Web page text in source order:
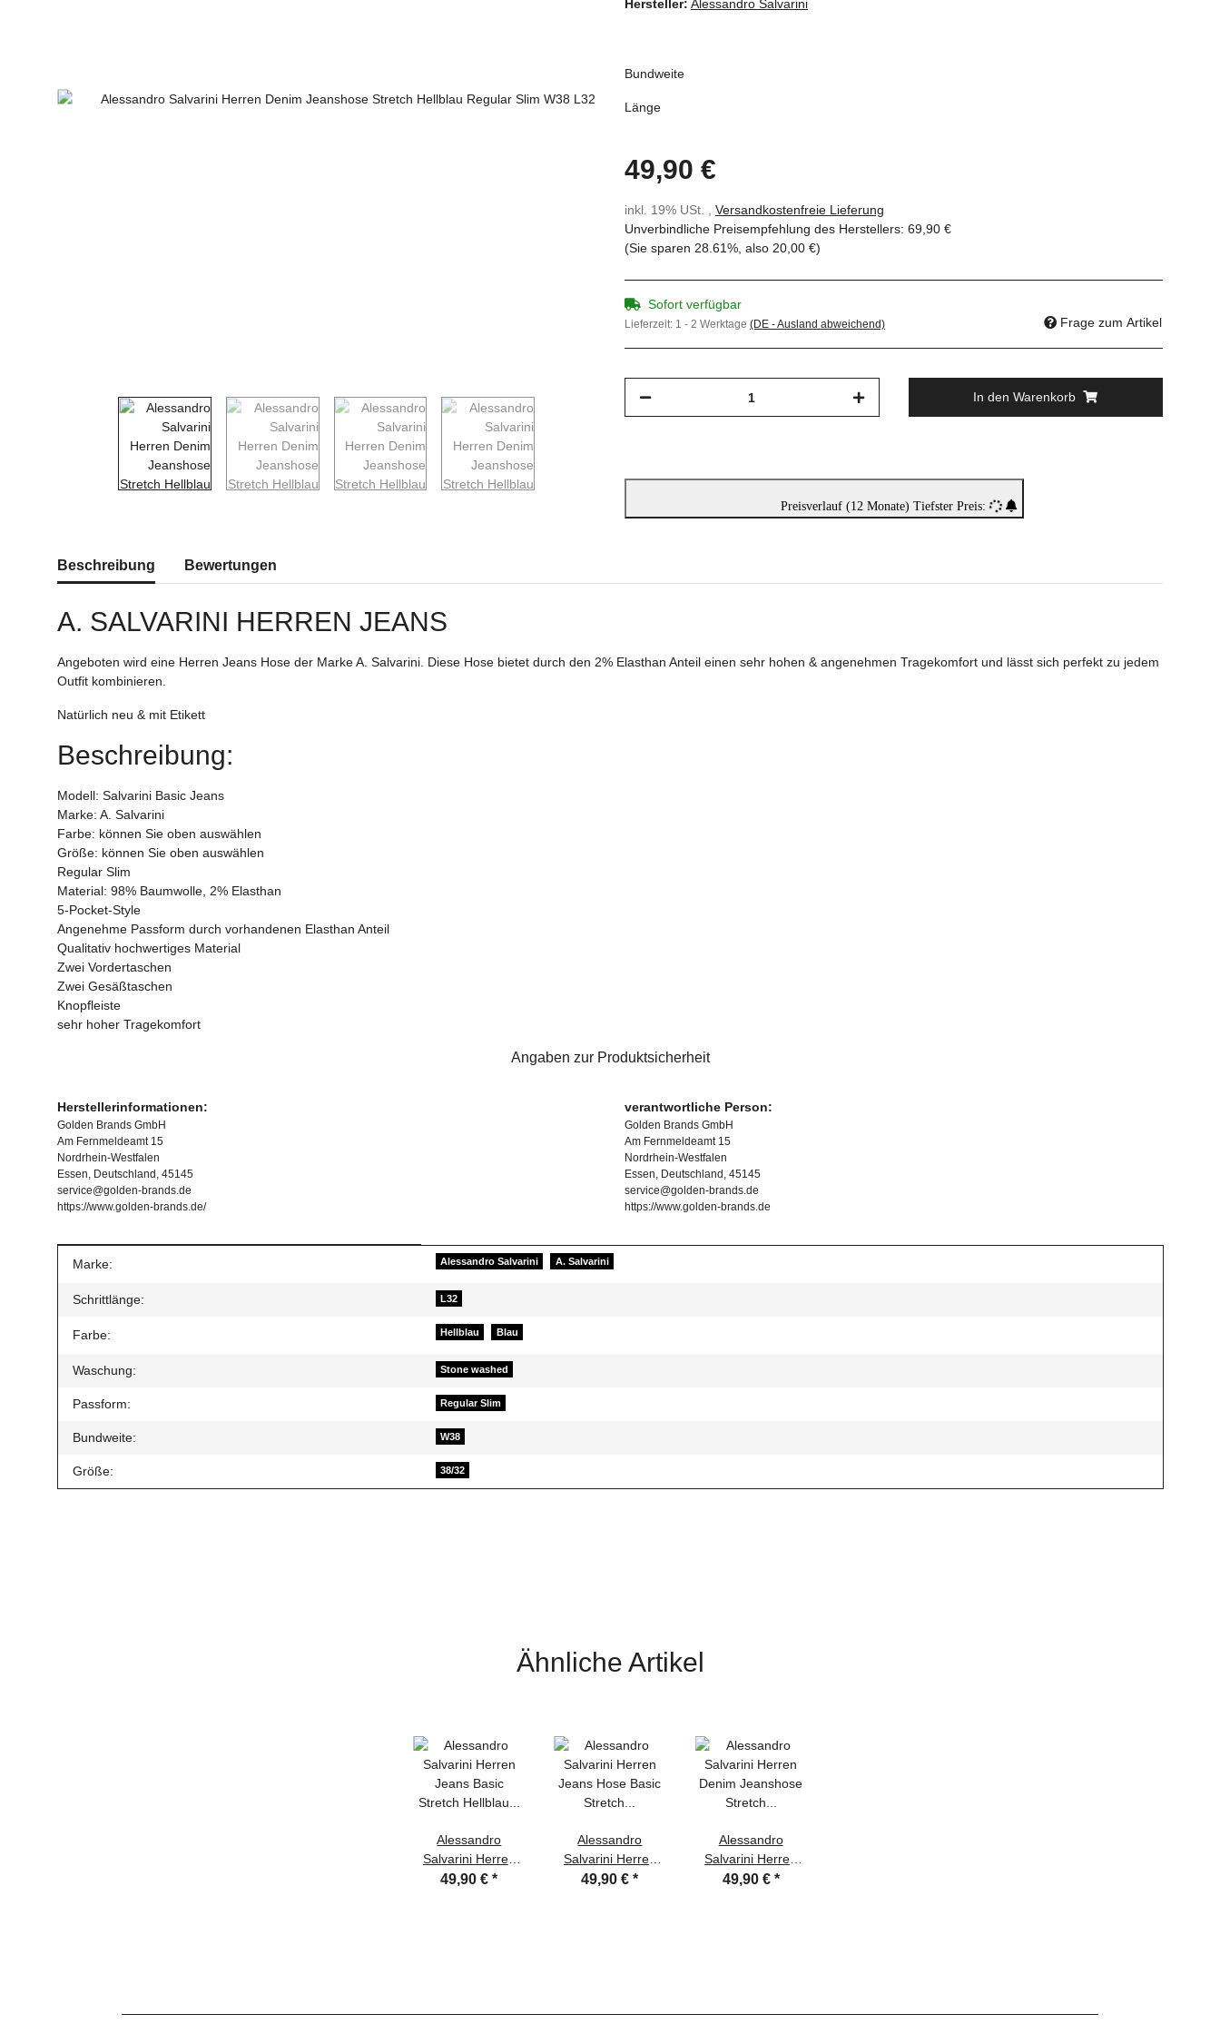
Hersteller: Alessandro Salvarini
Bundweite
Länge
49,90 €
inkl. 19% USt. , Versandkostenfreie Lieferung
Unverbindliche Preisempfehlung des Herstellers: 69,90 €
(Sie sparen 28.61%, also 20,00 €)
Sofort verfügbar
Lieferzeit: 1 - 2 Werktage (DE - Ausland abweichend) Frage zum Artikel
In den Warenkorb
Preisverlauf (12 Monate) Tiefster Preis:
weitere Registerkarten anzeigen
Beschreibung Bewertungen
A. SALVARINI HERREN JEANS
Angeboten wird eine Herren Jeans Hose der Marke A. Salvarini. Diese Hose bietet durch den 2% Elasthan Anteil einen sehr hohen & angenehmen Tragekomfort und lässt sich perfekt zu jedem
Outfit kombinieren.
Natürlich neu & mit Etikett
Beschreibung:
Modell: Salvarini Basic Jeans
Marke: A. Salvarini
Farbe: können Sie oben auswählen
Größe: können Sie oben auswählen
Regular Slim
Material: 98% Baumwolle, 2% Elasthan
5-Pocket-Style
Angenehme Passform durch vorhandenen Elasthan Anteil
Qualitativ hochwertiges Material
Zwei Vordertaschen
Zwei Gesäßtaschen
Knopfleiste
sehr hoher Tragekomfort
Angaben zur Produktsicherheit
Herstellerinformationen:
Golden Brands GmbH
Am Fernmeldeamt 15
Nordrhein-Westfalen
Essen, Deutschland, 45145
service@golden-brands.de
https://www.golden-brands.de/
verantwortliche Person:
Golden Brands GmbH
Am Fernmeldeamt 15
Nordrhein-Westfalen
Essen, Deutschland, 45145
service@golden-brands.de
https://www.golden-brands.de
Produkteigenschaft
Wert
Marke: Alessandro Salvarini A. Salvarini
Schrittlänge: L32
Farbe: Hellblau Blau
Waschung: Stone washed
Passform: Regular Slim
Bundweite: W38
Größe: 38/32
Ähnliche Artikel
Alessandro
Salvarini Herren
Jeans Basic
49,90 €*
Alessandro
Salvarini Herren
Jeans Hose Basic
49,90 €*
Alessandro
Salvarini Herren
Denim Jeanshose
49,90 € *